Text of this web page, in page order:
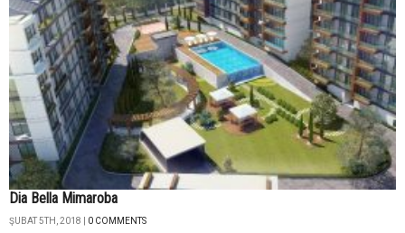
Dia Bella Mimaroba
ŞUBAT 5TH, 2018 | 0 COMMENTS